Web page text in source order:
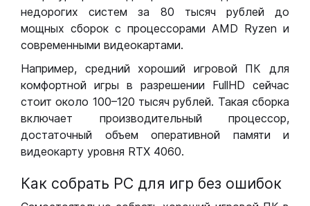
недорогих систем за 80 тысяч рублей до
мощных сборок с процессорами AMD Ryzen и
современными видеокартами.
Например, средний хороший игровой ПК для
комфортной игры в разрешении FullHD сейчас
стоит около 100–120 тысяч рублей. Такая сборка
включает производительный процессор,
достаточный объем оперативной памяти и
видеокарту уровня RTX 4060.
Как собрать РС для игр без ошибок